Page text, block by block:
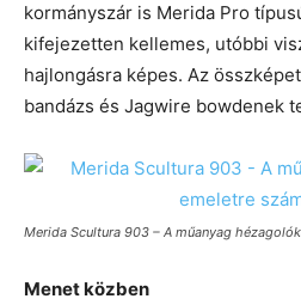
kormányszár is Merida Pro
kifejezetten kellemes, utóbbi
hajlongásra képes. Az
bandázs és Jagwire bowdenek
Merida Scultura 903 – A műanyag
Menet közben